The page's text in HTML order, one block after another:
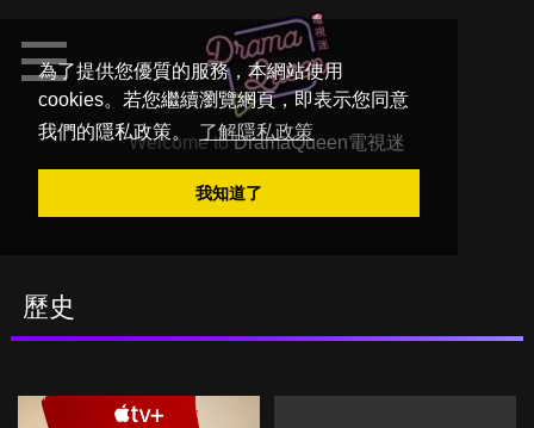
為了提供您優質的服務，本網站使用
cookies。若您繼續瀏覽網頁，即表示您同意
我們的隱私政策。
了解隱私政策
我知道了
Welcome toDramaQueen電視迷
歷史